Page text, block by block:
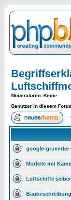
Moderatoren: Keine
Benutzer in diesem
google-
Modelle mit
Luftschiffe